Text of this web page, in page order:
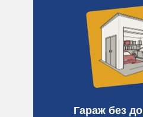
Гараж без